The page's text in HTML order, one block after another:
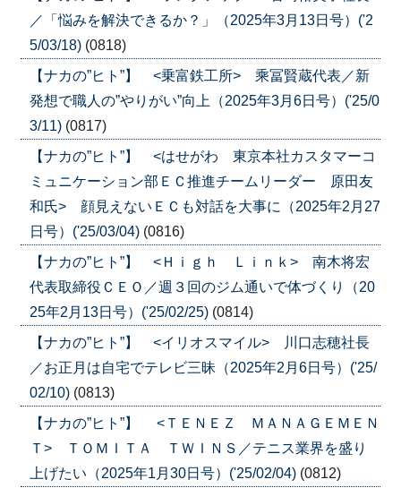
／「悩みを解決できるか？」（2025年3月13日号）('2
5/03/18) (0818)
【ナカの”ヒト”】 <乗富鉄工所> 乘冨賢蔵代表／新
発想で職人の”やりがい”向上（2025年3月6日号）('25/0
3/11) (0817)
【ナカの”ヒト”】 <はせがわ 東京本社カスタマーコ
ミュニケーション部ＥＣ推進チームリーダー 原田友
和氏> 顔見えないＥＣも対話を大事に（2025年2月27
日号）('25/03/04) (0816)
【ナカの”ヒト”】 <Ｈｉｇｈ Ｌｉｎｋ> 南木将宏
代表取締役ＣＥＯ／週３回のジム通いで体づくり（20
25年2月13日号）('25/02/25) (0814)
【ナカの”ヒト”】 <イリオスマイル> 川口志穂社長
／お正月は自宅でテレビ三昧（2025年2月6日号）('25/
02/10) (0813)
【ナカの”ヒト”】 <ＴＥＮＥＺ ＭＡＮＡＧＥＭＥＮ
Ｔ> ＴＯＭＩＴＡ ＴＷＩＮＳ／テニス業界を盛り
上げたい（2025年1月30日号）('25/02/04) (0812)